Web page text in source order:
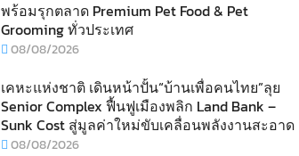
พร้อมรุกตลาด Premium Pet Food & Pet
Grooming ทั่วประเทศ
08/08/2026
เคหะแห่งชาติ เดินหน้าปั้น“บ้านเพื่อคนไทย”ลุย
Senior Complex ฟื้นฟูเมืองพลิก Land Bank –
Sunk Cost สู่มูลค่าใหม่ขับเคลื่อนพลังงานสะอาด
08/08/2026